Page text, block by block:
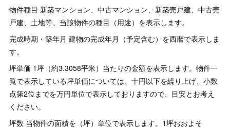
物件種目 新築マンション、中古マンション、新築売戸建、中古売
戸建、土地等、当該物件の種目（用途）を表示します。
完成時期・築年月 建物の完成年月（予定含む）を西暦で表示しま
す。
坪単価 1坪（約3.3058平米）当たりの金額を表示します。物件一
覧で表示している坪単価については、十円以下を繰り上げ、小数
点第2位までを万円単位で表示しておりますので、目安とお考え
ください。
坪数 当物件の面積を（坪）単位で表示します。1坪おおよそ